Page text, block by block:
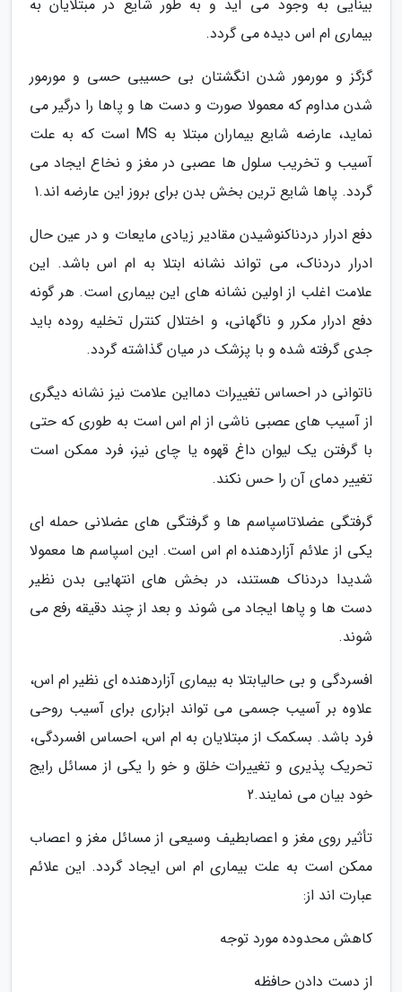
بینایی به وجود می آید و به طور شایع در مبتلایان به
بیماری ام اس دیده می گردد.
گزگز و مورمور شدن انگشتان بی حسیبی حسی و مورمور
شدن مداوم که معمولا صورت و دست ها و پاها را درگیر می
نماید، عارضه شایع بیماران مبتلا به MS است که به علت
آسیب و تخریب سلول ها عصبی در مغز و نخاع ایجاد می
گردد. پاها شایع ترین بخش بدن برای بروز این عارضه اند.1
دفع ادرار دردناکنوشیدن مقادیر زیادی مایعات و در عین حال
ادرار دردناک، می تواند نشانه ابتلا به ام اس باشد. این
علامت اغلب از اولین نشانه های این بیماری است. هر گونه
دفع ادرار مکرر و ناگهانی، و اختلال کنترل تخلیه روده باید
جدی گرفته شده و با پزشک در میان گذاشته گردد.
ناتوانی در احساس تغییرات دمااین علامت نیز نشانه دیگری
از آسیب های عصبی ناشی از ام اس است به طوری که حتی
با گرفتن یک لیوان داغ قهوه یا چای نیز، فرد ممکن است
تغییر دمای آن را حس نکند.
گرفتگی عضلاتاسپاسم ها و گرفتگی های عضلانی حمله ای
یکی از علائم آزاردهنده ام اس است. این اسپاسم ها معمولا
شدیدا دردناک هستند، در بخش های انتهایی بدن نظیر
دست ها و پاها ایجاد می شوند و بعد از چند دقیقه رفع می
شوند.
افسردگی و بی حالیابتلا به بیماری آزاردهنده ای نظیر ام اس،
علاوه بر آسیب جسمی می تواند ابزاری برای آسیب روحی
فرد باشد. بسکمک از مبتلایان به ام اس، احساس افسردگی،
تحریک پذیری و تغییرات خلق و خو را یکی از مسائل رایج
خود بیان می نمایند.2
تأثیر روی مغز و اعصابطیف وسیعی از مسائل مغز و اعصاب
ممکن است به علت بیماری ام اس ایجاد گردد. این علائم
عبارت اند از:
کاهش محدوده مورد توجه
از دست دادن حافظه